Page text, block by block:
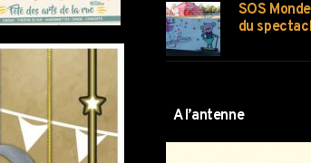
SOS
du
A l’antenne